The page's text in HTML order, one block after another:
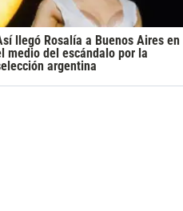
llegó Rosalía a Buenos Aires en
medio del escándalo por la
argentina